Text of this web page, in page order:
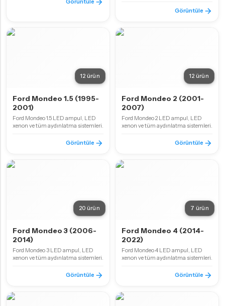
Görüntüle
Görüntüle
12 ürün
Ford Mondeo 1.5 (1995-
2001)
Ford Mondeo 1.5 LED ampul, LED
xenon ve tüm aydınlatma sistemleri.
Görüntüle
12 ürün
Ford Mondeo 2 (2001-
2007)
Ford Mondeo 2 LED ampul, LED
xenon ve tüm aydınlatma sistemleri.
Görüntüle
20 ürün
Ford Mondeo 3 (2006-
2014)
Ford Mondeo 3 LED ampul, LED
xenon ve tüm aydınlatma sistemleri.
Görüntüle
7 ürün
Ford Mondeo 4 (2014-
2022)
Ford Mondeo 4 LED ampul, LED
xenon ve tüm aydınlatma sistemleri.
Görüntüle